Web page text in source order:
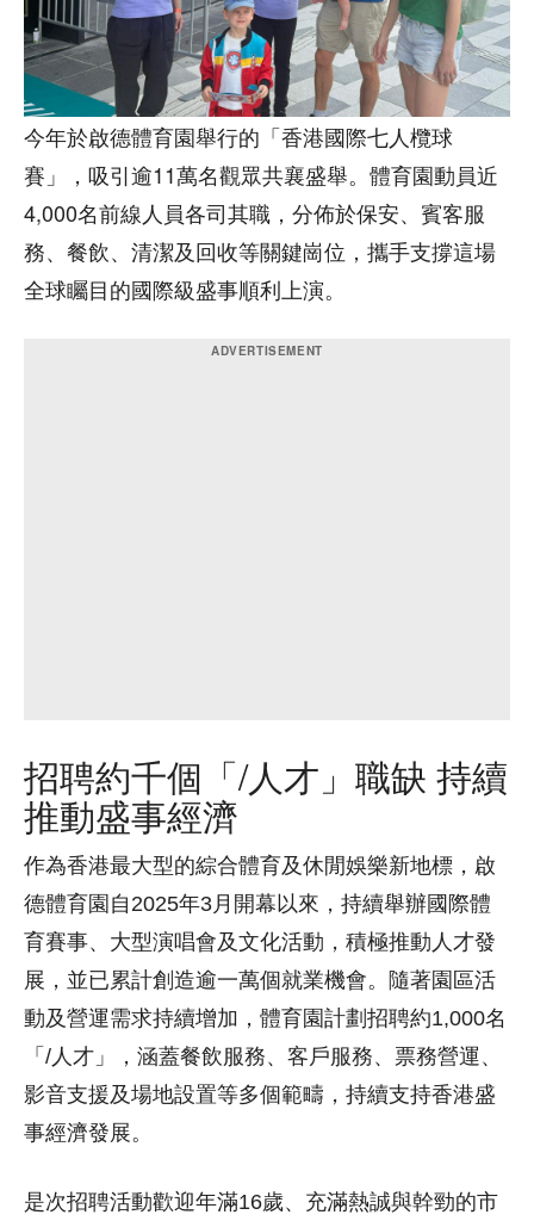
今年於啟德體育園舉行的「香港國際七人欖球
賽」，吸引逾11萬名觀眾共襄盛舉。體育園動員近
4,000名前線人員各司其職，分佈於保安、賓客服
務、餐飲、清潔及回收等關鍵崗位，攜手支撐這場
全球矚目的國際級盛事順利上演。
招聘約千個「/人才」職缺 持續
推動盛事經濟
作為香港最大型的綜合體育及休閒娛樂新地標，啟
德體育園自2025年3月開幕以來，持續舉辦國際體
育賽事、大型演唱會及文化活動，積極推動人才發
展，並已累計創造逾一萬個就業機會。隨著園區活
動及營運需求持續增加，體育園計劃招聘約1,000名
「/人才」，涵蓋餐飲服務、客戶服務、票務營運、
影音支援及場地設置等多個範疇，持續支持香港盛
事經濟發展。
是次招聘活動歡迎年滿16歲、充滿熱誠與幹勁的市